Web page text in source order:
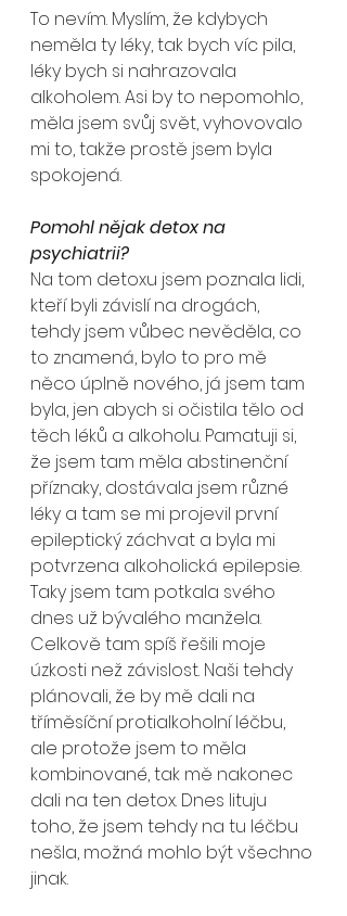
To nevím. Myslím, že kdybych
neměla ty léky, tak bych víc pila,
léky bych si nahrazovala
alkoholem. Asi by to nepomohlo,
měla jsem svůj svět, vyhovovalo
mi to, takže prostě jsem byla
spokojená.
Pomohl nějak detox na
psychiatrii?
Na tom detoxu jsem poznala lidi,
kteří byli závislí na drogách,
tehdy jsem vůbec nevěděla, co
to znamená, bylo to pro mě
něco úplně nového, já jsem tam
byla, jen abych si očistila tělo od
těch léků a alkoholu. Pamatuji si,
že jsem tam měla abstinenční
příznaky, dostávala jsem různé
léky a tam se mi projevil první
epileptický záchvat a byla mi
potvrzena alkoholická epilepsie.
Taky jsem tam potkala svého
dnes už bývalého manžela.
Celkově tam spíš řešili moje
úzkosti než závislost. Naši tehdy
plánovali, že by mě dali na
tříměsíční protialkoholní léčbu,
ale protože jsem to měla
kombinované, tak mě nakonec
dali na ten detox. Dnes lituju
toho, že jsem tehdy na tu léčbu
nešla, možná mohlo být všechno
jinak.